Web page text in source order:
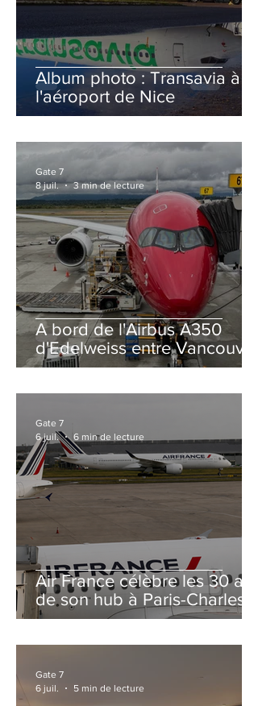
Album photo : Transavia à
l'aéroport de Nice
A bord de l'Airbus A350
d'Edelweiss entre Vancouver
et Zurich
Gate 7
8 juil.
3 min de lecture
Air France célèbre les 30 ans
de son hub à Paris-Charles
de Gaulle
Gate 7
6 juil.
6 min de lecture
Gate 7
6 juil.
5 min de lecture